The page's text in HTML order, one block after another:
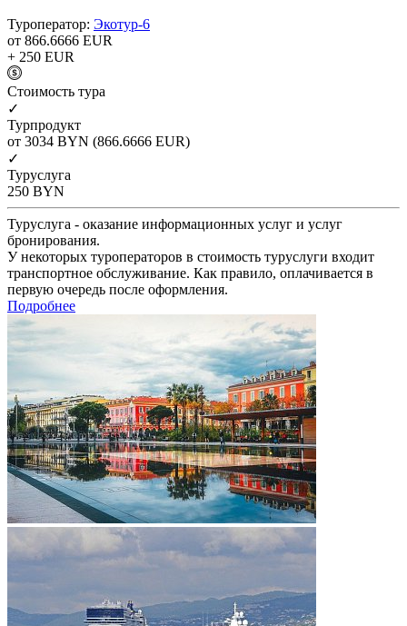
Туроператор: Экотур-6
от 866.6666 EUR
+ 250 EUR
Cтоимость тура
✓
Турпродукт
от 3034 BYN (866.6666 EUR)
✓
Туруслуга
250 BYN
Туруслуга - оказание информационных услуг и услуг
бронирования.
У некоторых туроператоров в стоимость туруслуги входит
транспортное обслуживание. Как правило, оплачивается в
первую очередь после оформления.
Подробнее